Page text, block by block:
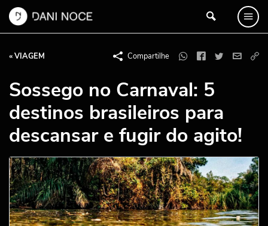
« VIAGEM Compartilhe
Sossego no Carnaval: 5
destinos brasileiros para
descansar e fugir do agito!